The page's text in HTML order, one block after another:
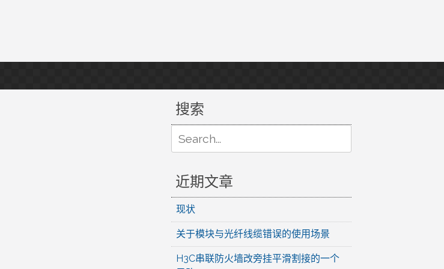
搜索
for:
近期文章
现状
关于模块与光纤线缆错误的使用场景
H3C串联防火墙改旁挂平滑割接的一个